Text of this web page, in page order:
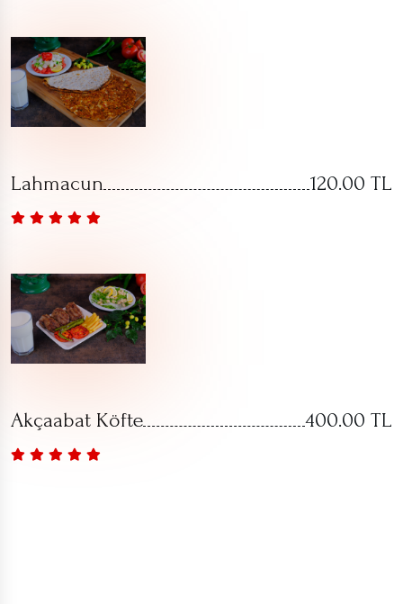
Lahmacun 120.00 TL
Akçaabat Köfte 400.00 TL